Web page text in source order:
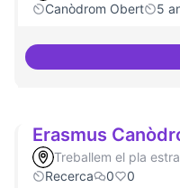
Canòdrom Obert
5
Erasmus
Treballem el pla
Recerca
0 0